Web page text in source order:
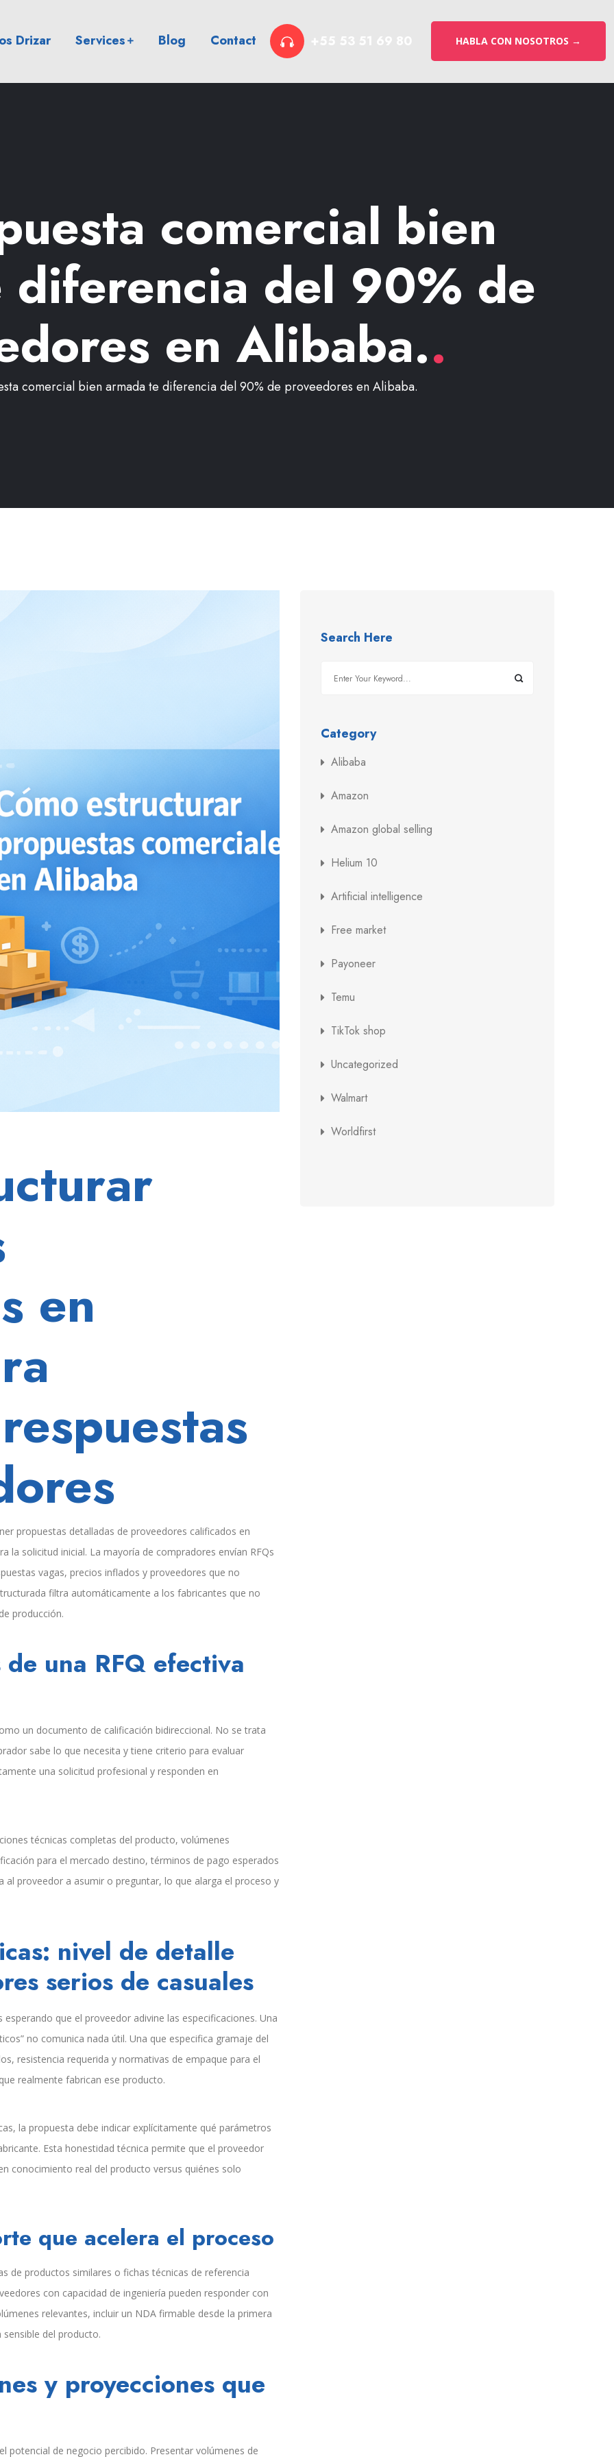
Drizar Services Blog Contact HABLA CON NOSOTROS →
comercial bien
diferencia del 90% de
en Alibaba..
comercial bien armada te diferencia del 90% de proveedores en Alibaba.
en
propuestas detalladas de proveedores calificados en
la solicitud inicial. La mayoría de compradores envían RFQs
vagas, precios inflados y proveedores que no
filtra automáticamente a los fabricantes que no
producción.
una RFQ efectiva
un documento de calificación bidireccional. No se trata
sabe lo que necesita y tiene criterio para evaluar
una solicitud profesional y responden en
técnicas completas del producto, volúmenes
para el mercado destino, términos de pago esperados
proveedor a asumir o preguntar, lo que alarga el proceso y
nivel de detalle
serios de casuales
que el proveedor adivine las especificaciones. Una
no comunica nada útil. Una que especifica gramaje del
resistencia requerida y normativas de empaque para el
realmente fabrican ese producto.
la propuesta debe indicar explícitamente qué parámetros
Esta honestidad técnica permite que el proveedor
conocimiento real del producto versus quiénes solo
que acelera el proceso
de productos similares o fichas técnicas de referencia
con capacidad de ingeniería pueden responder con
relevantes, incluir un NDA firmable desde la primera
del producto.
y proyecciones que
potencial de negocio percibido. Presentar volúmenes de
Search Here
Category
Alibaba
Amazon
Amazon global selling
Helium 10
Artificial intelligence
Free market
Payoneer
Temu
TikTok shop
Uncategorized
Walmart
Worldfirst